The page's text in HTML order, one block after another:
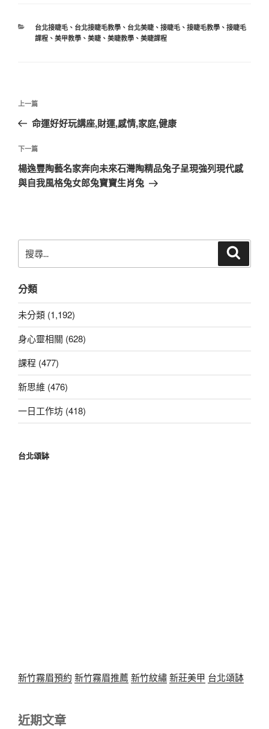
分
類
台北接睫毛、 台北接睫毛教學、 台北美睫、 接睫毛、 接睫毛教學、 接睫毛
課程、 美甲教學、 美睫、 美睫教學、 美睫課程
文
導
覽
上
一
文
章
上一篇
命運好好玩講座,財運,感情,家庭,健康
下
一
篇
下一篇
楊逸豐陶藝名家奔向未來石灣陶精品兔子呈現強列現代感
與自我風格兔女郎兔寶寶生肖兔
尋
鍵
字:
分類
未分類 (1,192)
身心靈相關 (628)
課程 (477)
新思維 (476)
一日工作坊 (418)
台北頌缽
新竹霧眉預約 新竹霧眉推薦 新竹紋繡新莊美甲 台北頌缽
近期文章